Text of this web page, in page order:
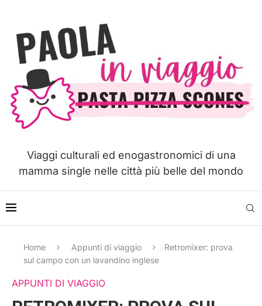
Viaggi culturali ed enogastronomici di una
mamma single nelle città più belle del mondo
Home Appunti di viaggio
Retromixer: prova
sul campo con un lavandino inglese
APPUNTI DI VIAGGIO